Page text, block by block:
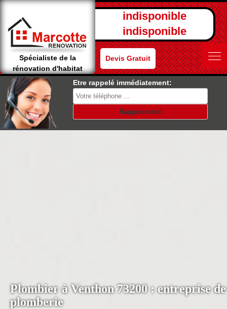
Spécialiste de la
rénovation d'habitat
indisponible
indisponible
Devis Gratuit
Etre rappelé immédiatement:
Plombier à Venthon 73200 : entreprise de
plomberie